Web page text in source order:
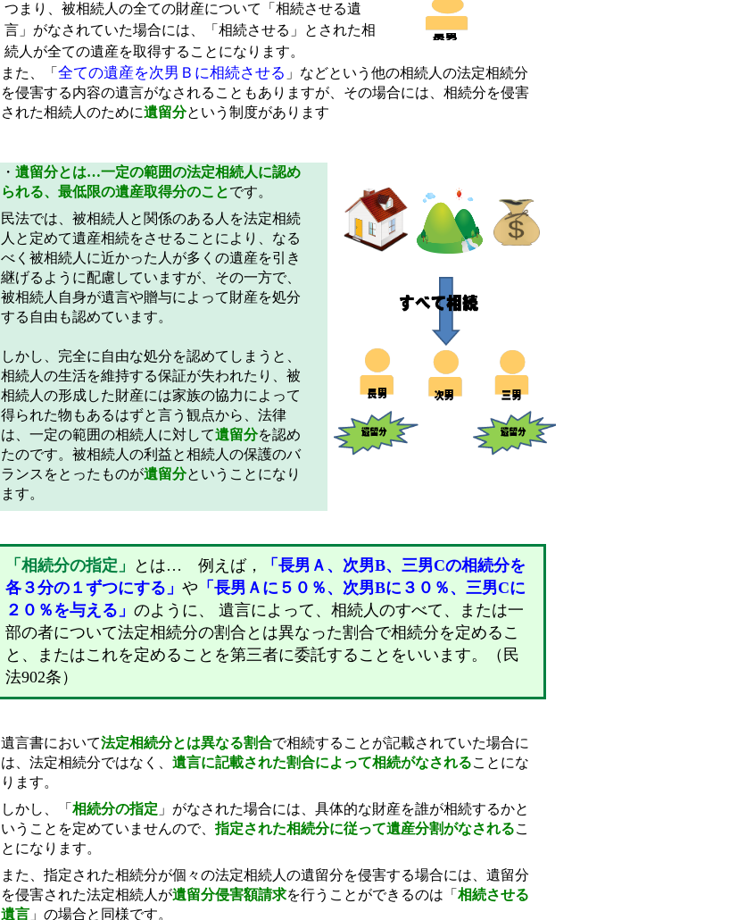
つまり、被相続人の全ての財産について「相続させる遺
言」がなされていた場合には、「相続させる」とされた相
続人が全ての遺産を取得することになります。
また、「 全ての遺産を次男Ｂに相続させる 」などという他の相続人の法定相続分
を侵害する内容の遺言がなされることもありますが、その場合には、相続分を侵害
された相続人のために遺留分という制度があります
・ 遺留分とは…一定の範囲の法定相続人に認め
られる、最低限の遺産取得分のことです。
民法では、被相続人と関係のある人を法定相続
人と定めて遺産相続をさせることにより、なる
べく被相続人に近かった人が多くの遺産を引き
継げるように配慮していますが、その一方で、
被相続人自身が遺言や贈与によって財産を処分
する自由も認めています。
しかし、完全に自由な処分を認めてしまうと、
相続人の生活を維持する保証が失われたり、被
相続人の形成した財産には家族の協力によって
得られた物もあるはずと言う観点から、法律
は、一定の範囲の相続人に対して遺留分を認め
たのです。被相続人の利益と相続人の保護のバ
ランスをとったものが遺留分ということになり
ます。
「相続分の指定」 とは… 例えば，
「長男Ａ、次男B、三男Cの相続分を
各３分の１ずつにする」 や 「長男Ａに５０％、次男Bに３０％、三男Cに
２０％を与える」 のように、 遺言によって、相続人のすべて、または一
部の者について法定相続分の割合とは異なった割合で相続分を定めるこ
と、またはこれを定めることを第三者に委託することをいいます。（民
法902条）
遺言書において法定相続分とは異なる割合で相続することが記載されていた場合に
は、法定相続分ではなく、 遺言に記載された割合によって相続がなされることにな
ります。
しかし、「 相続分の指定 」がなされた場合には、具体的な財産を誰が相続するかと
いうことを定めていませんので、指定された相続分に従って遺産分割がなされるこ
とになります。
また、指定された相続分が個々の法定相続人の遺留分を侵害する場合には、遺留分
を侵害された法定相続人が遺留分侵害額請求を行うことができるのは「 相続させる
遺言 」の場合と同様です。